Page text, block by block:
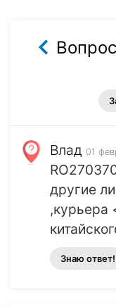
Влад 01
другие
,курьера
Знаю ответ!